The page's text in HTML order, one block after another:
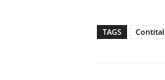
TAGS Contital